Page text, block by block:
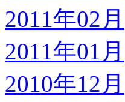
2011年02月
2011年01月
2010年12月